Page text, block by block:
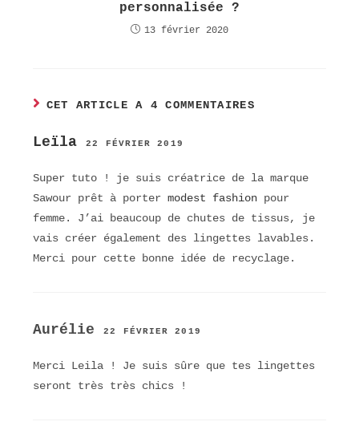
personnalisée ?
13 février 2020
CET ARTICLE A 4 COMMENTAIRES
Leïla 22 FÉVRIER 2019
Super tuto ! je suis créatrice de la marque
Sawour prêt à portermodest fashion pour
femme. J’ai beaucoup de chutes de tissus, je
vais créer également des lingettes lavables.
Merci pour cette bonne idée de recyclage.
Aurélie22 FÉVRIER 2019
Merci Leila ! Je suis sûre que tes lingettes
seront très très chics !